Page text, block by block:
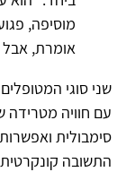
מוסיפה,
אומרת, אבל
שני סוגי
עם חוויה
סימבולית
התשובה